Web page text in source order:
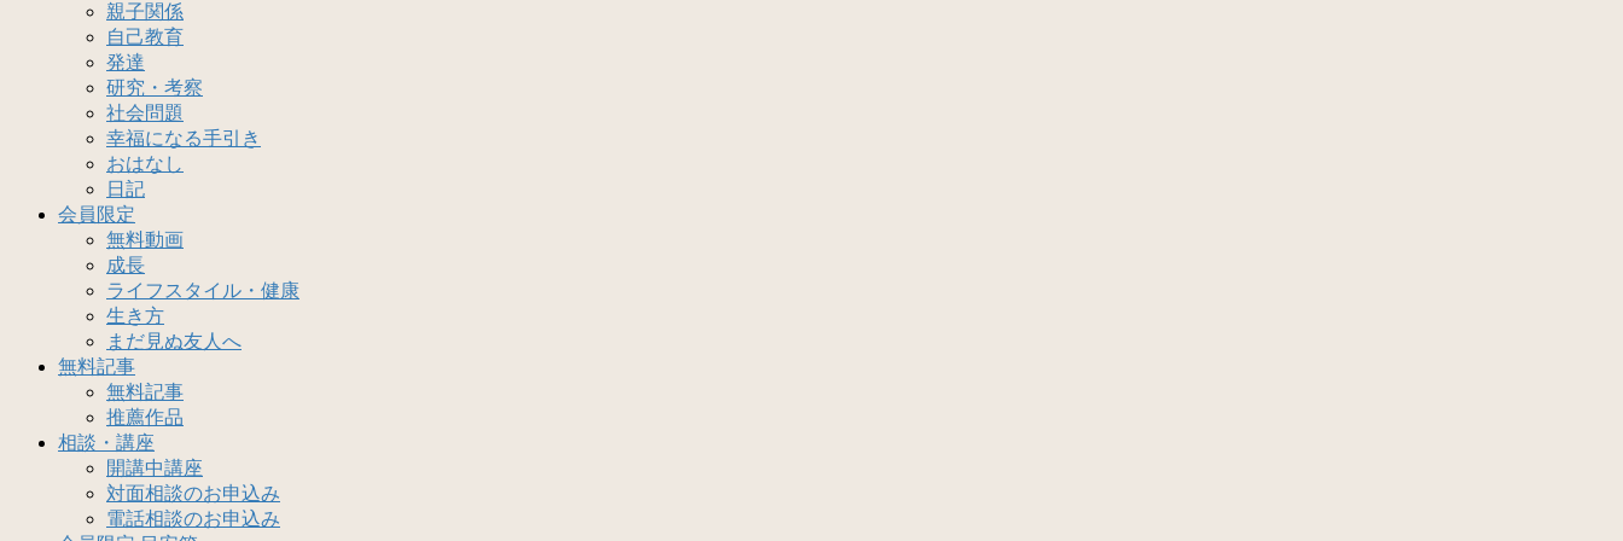
親子関係
自己教育
発達
研究・考察
社会問題
幸福になる手引き
おはなし
日記
会員限定
無料動画
成長
ライフスタイル・健康
生き方
まだ見ぬ友人へ
無料記事
無料記事
推薦作品
相談・講座
開講中講座
対面相談のお申込み
電話相談のお申込み